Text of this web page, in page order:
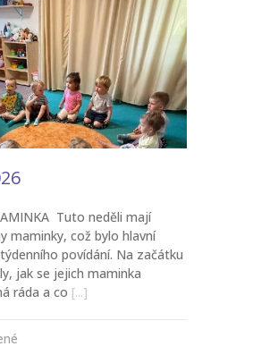
Tuto neděli mají
maminky, což bylo hlavní
povídání. Na začátku
jak se jejich maminka
ráda a co [...]